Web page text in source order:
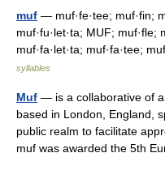
muf — muf·fe·tee; muf·fin;
muf·fu·let·ta; MUF; muf·fle;
muf·fa·let·ta; muf·fa·tee;
syllables
Muf — is a collaborative of
based in London, England,
public realm to facilitate
muf was awarded the 5th